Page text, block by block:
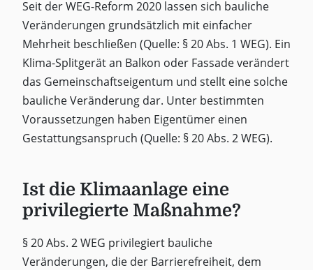
Seit der WEG-Reform 2020 lassen sich bauliche
Veränderungen grundsätzlich mit einfacher
Mehrheit beschließen (Quelle: § 20 Abs. 1 WEG). Ein
Klima-Splitgerät an Balkon oder Fassade verändert
das Gemeinschaftseigentum und stellt eine solche
bauliche Veränderung dar. Unter bestimmten
Voraussetzungen haben Eigentümer einen
Gestattungsanspruch (Quelle: § 20 Abs. 2 WEG).
Ist die Klimaanlage eine
privilegierte Maßnahme?
§ 20 Abs. 2 WEG privilegiert bauliche
Veränderungen, die der Barrierefreiheit, dem